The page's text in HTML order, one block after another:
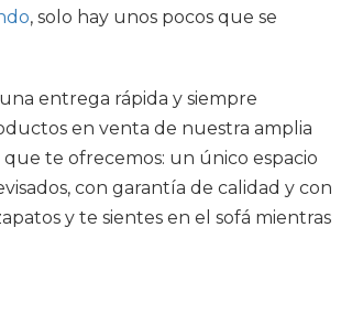
, solo hay unos pocos que se
entrega rápida y siempre
en venta de nuestra amplia
te ofrecemos: un único espacio
con garantía de calidad y con
y te sientes en el sofá mientras